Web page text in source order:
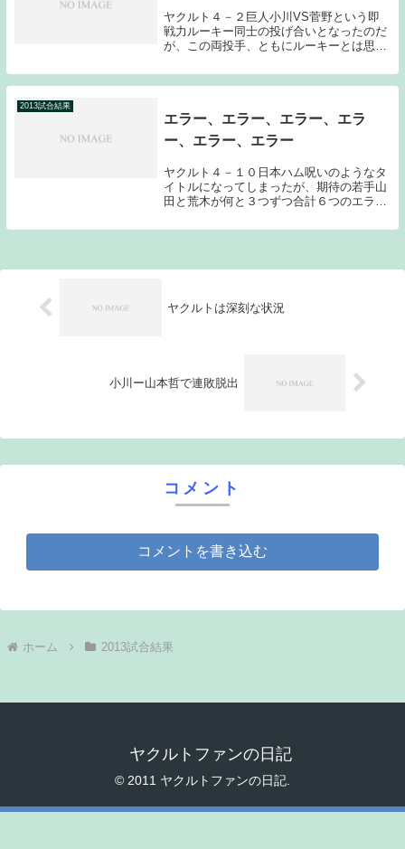
ヤクルト４－２巨人小川VS菅野という即
戦力ルーキー同士の投げ合いとなったのだ
が、この両投手、ともにルーキーとは思え
今年のルーキーはこれからの時代を作って
いく選手が多数いるようだ。８９年ドラフ
2013試合結果
エラー、エラー、エラー、エラ
ー、エラー、エラー
ヤクルト４－１０日本ハム呪いのようなタ
イトルになってしまったが、期待の若手山
田と荒木が何と３つずつ合計６つのエラー
ゲームは情けないゲームとなってしまっ
ヤクルトは深刻な状況
小川ー山本哲で連敗脱出
コメント
コメントを書き込む
ホーム 2013試合結果
ヤクルトファンの日記
© 2011 ヤクルトファンの日記.